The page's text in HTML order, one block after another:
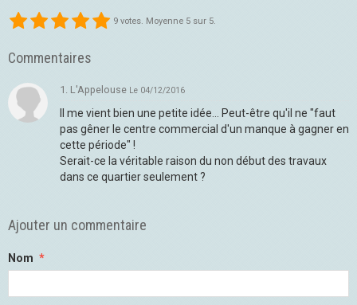
9 votes. Moyenne 5 sur 5.
Commentaires
1. L'Appelouse Le 04/12/2016
Il me vient bien une petite idée... Peut-être qu'il ne "faut
pas gêner le centre commercial d'un manque à gagner en
cette période" !
Serait-ce la véritable raison du non début des travaux
dans ce quartier seulement ?
Ajouter un commentaire
Nom